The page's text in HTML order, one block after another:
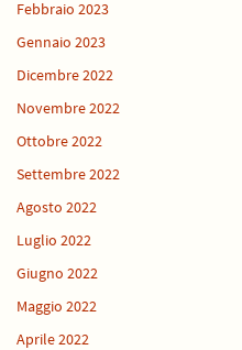
Febbraio 2023
Gennaio 2023
Dicembre 2022
Novembre 2022
Ottobre 2022
Settembre 2022
Agosto 2022
Luglio 2022
Giugno 2022
Maggio 2022
Aprile 2022